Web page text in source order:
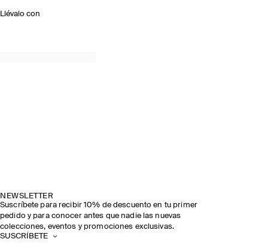
Llévalo con
NEWSLETTER
Suscríbete para recibir 10% de descuento en tu primer
pedido y para conocer antes que nadie las nuevas
colecciones, eventos y promociones exclusivas.
SUSCRÍBETE